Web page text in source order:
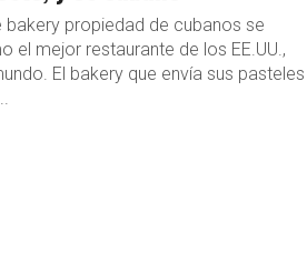
bakery propiedad de cubanos se
el mejor restaurante de los EE.UU.,
El bakery que envía sus